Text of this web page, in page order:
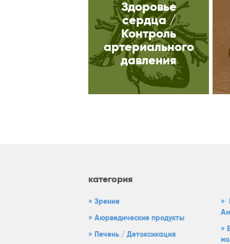
Здоровье
сердца /
Контроль
артериального
давления
категория
Зрение
Аюрведические продукты
Печень / Детоксикация